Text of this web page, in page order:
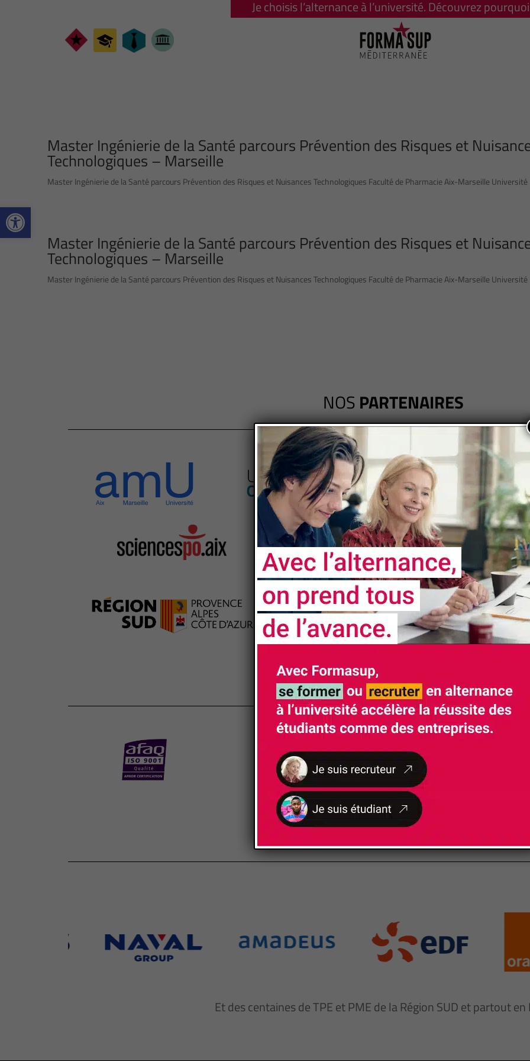
Ouvrir la barre d’outils
Je choisis l’alternance à l’université. Découvrez
Master Ingénierie de la Santé parcours Prévention des Risques et
Technologiques – Marseille
Master Ingénierie de la Santé parcours Prévention des Risques et Nuisances Technologiques Faculté de Pharmacie Aix-Marseille Université
Master Ingénierie de la Santé parcours Prévention des Risques et
Technologiques – Marseille
Master Ingénierie de la Santé parcours Prévention des Risques et Nuisances Technologiques Faculté de Pharmacie Aix-Marseille Université
NOS PARTENAIRES
NOSCERTIFICATIONS ET LABELS
NOSPARTENAIRES ENTREPRISES
Et des centaines de TPE et PME de la Région SUD et partout